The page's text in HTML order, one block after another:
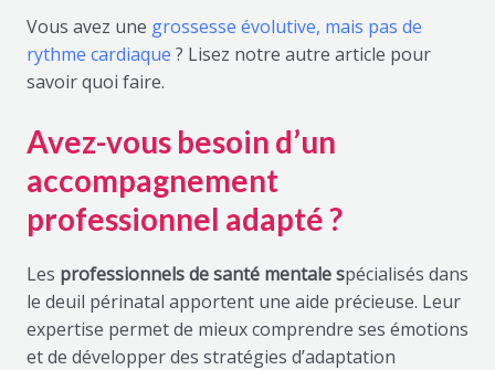
Vous avez une grossesse évolutive, mais pas de
rythme cardiaque ? Lisez notre autre article pour
savoir quoi faire.
Avez-vous besoin d’un
accompagnement
professionnel adapté ?
Les professionnels de santé mentale spécialisés dans
le deuil périnatal apportent une aide précieuse. Leur
expertise permet de mieux comprendre ses émotions
et de développer des stratégies d’adaptation